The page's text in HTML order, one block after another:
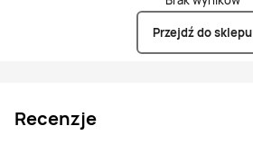
Przejdź do sklepu
Recenzje